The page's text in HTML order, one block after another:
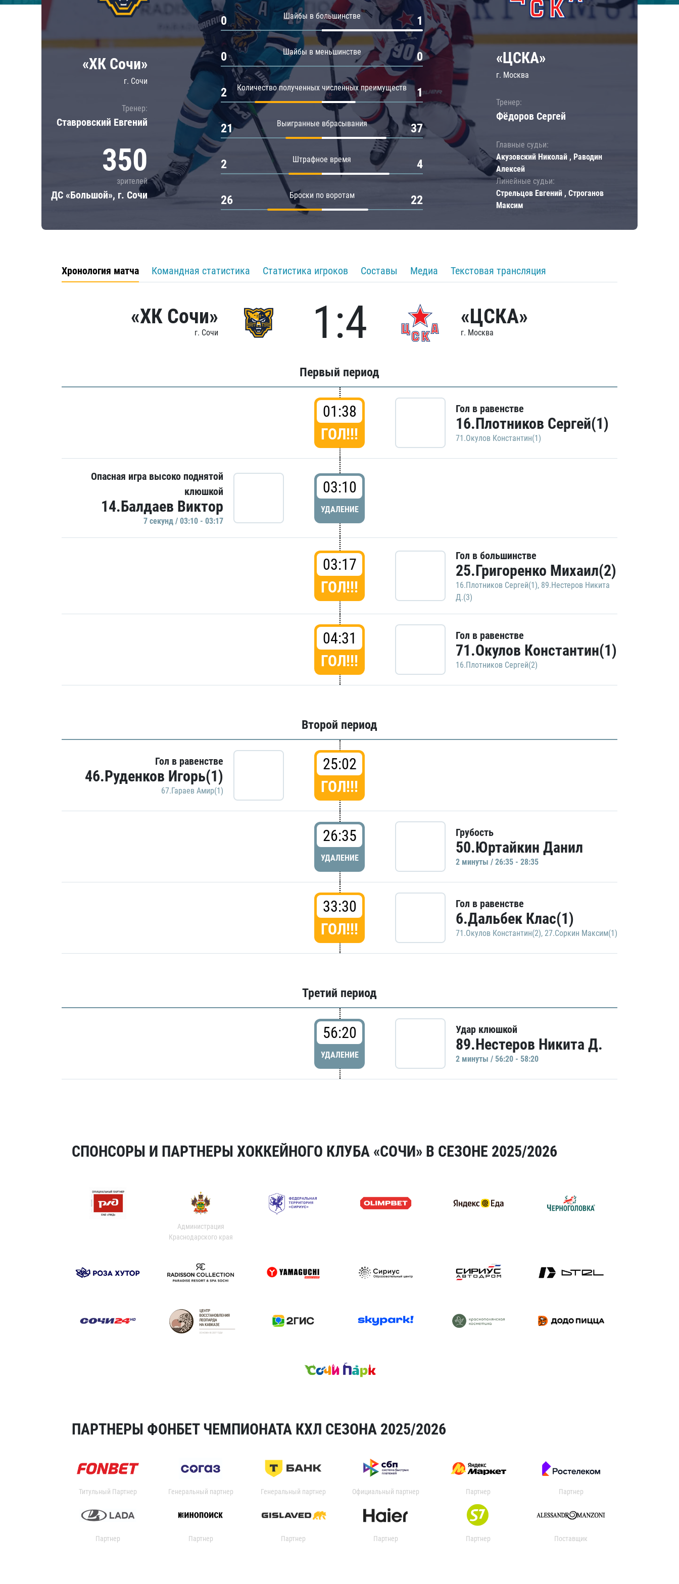
Локомотив
ЦСКА
Шанхайские Драконы
Амур
Барыс
Салават Юлаев
«ХК Сочи»
г. Сочи
Тренер:
Ставровский Евгений
350
зрителей
ДС «Большой», г. Сочи
Шайбы в большинстве
0 1
Шайбы в меньшинстве
0 0
Количество полученных численных преимуществ
2 1
Выигранные вбрасывания
21 37
Штрафное время
2 4
Броски по воротам
26 22
«ЦСКА»
г. Москва
Тренер:
Фёдоров Сергей
Главные судьи:
Акузовский Николай , Раводин
Алексей
Линейные судьи:
Стрельцов Евгений , Строганов
Максим
Хронология матча Командная статистика Статистика игроков Составы Медиа Текстовая трансляция
«ХК Сочи»
г. Сочи 1:4 «ЦСКА»
г. Москва
Первый период
01:38
ГОЛ!!!
Гол в равенстве
16.Плотников Сергей(1)
71.Окулов Константин(1)
Опасная игра высоко поднятой
клюшкой
14.Балдаев Виктор
7 секунд / 03:10 - 03:17
03:10
УДАЛЕНИЕ
03:17
ГОЛ!!!
Гол в большинстве
25.Григоренко Михаил(2)
16.Плотников Сергей(1), 89.Нестеров Никита
Д.(3)
04:31
ГОЛ!!!
Гол в равенстве
71.Окулов Константин(1)
16.Плотников Сергей(2)
Второй период
Гол в равенстве
46.Руденков Игорь(1)
67.Гараев Амир(1)
25:02
ГОЛ!!!
26:35
УДАЛЕНИЕ
Грубость
50.Юртайкин Данил
2 минуты / 26:35 - 28:35
33:30
ГОЛ!!!
Гол в равенстве
6.Дальбек Клас(1)
71.Окулов Константин(2), 27.Соркин Максим(1)
Третий период
56:20
УДАЛЕНИЕ
Удар клюшкой
89.Нестеров Никита Д.
2 минуты / 56:20 - 58:20
СПОНСОРЫ И ПАРТНЕРЫ ХОККЕЙНОГО КЛУБА «СОЧИ» В СЕЗОНЕ 2025/2026
Администрация
Краснодарского края
ПАРТНЕРЫ ФОНБЕТ ЧЕМПИОНАТА КХЛ СЕЗОНА 2025/2026
Титульный Партнер Генеральный партнер Генеральный партнер Официальный партнер Партнер Партнер
Партнер Партнер Партнер Партнер Партнер Поставщик